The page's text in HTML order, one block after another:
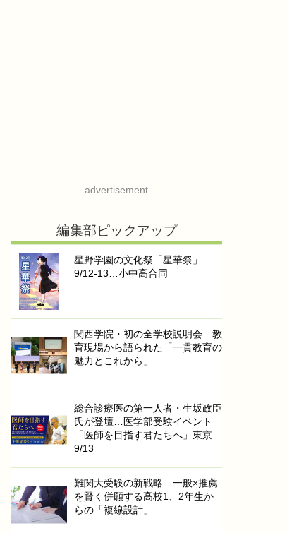
advertisement
編集部ピックアップ
星野学園の文化祭「星華祭」
9/12-13…小中高合同
関西学院・初の全学校説明会…教
育現場から語られた「一貫教育の
魅力とこれから」
総合診療医の第一人者・生坂政臣
氏が登壇…医学部受験イベント
「医師を目指す君たちへ」東京
9/13
難関大受験の新戦略…一般×推薦
を賢く併願する高校1、2年生か
らの「複線設計」